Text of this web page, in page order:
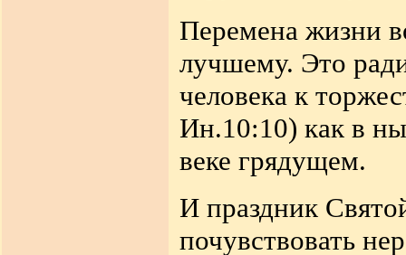
Перемена жизни
лучшему. Это
человека к
Ин.10:10) как в
веке грядущем.
И праздник
почувствовать